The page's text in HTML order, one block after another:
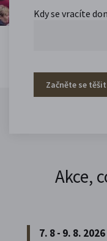
Kdy se vracíte
Začněte se
Akce,
7. 8 - 9. 8. 2026